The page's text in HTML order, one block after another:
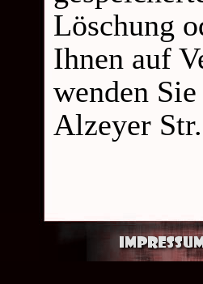
Löschung
Ihnen auf
wenden
Alzeyer